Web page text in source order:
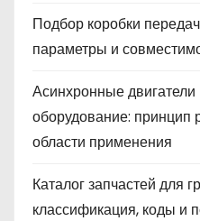
Подбор коробки
параметры и
Асинхронные
оборудование: принцип
области применения
Каталог запчастей для
классификация, коды и